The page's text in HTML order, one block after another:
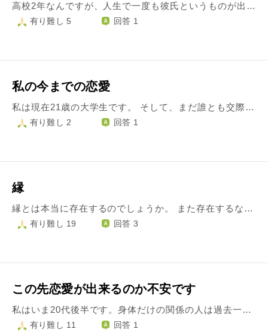
高校2年なんですが、人生で一度も彼氏というものが出来たことないです。私の友達は、彼氏がいてsexもしたと言われました。 もちろん好きな人出来たことありますが、自分から想いを伝える事は一度もした事がないです。 自分に自信を持つためにいま、美容の事やダイエットをしたりしています。 今までに彼氏が出来た事無いのは危ないですか？ 一生独身なのでは無いかと心配です。
有り難し 5 回答 1
私の今までの恋愛
私は現在21歳の大学生です。 そして、まだ誰とも交際した経験がありません。 しかし、私自身、お酒を飲んで酔うとガードが緩くなってしまい、そこまで好きじゃない人とキスとかしちゃいます。そんな経験がもう何度もあり、繰り返してしまっています。 そろそろ真剣に誰かと付き合いたいのですが、この現状から抜け出せずにいます。 勉強もしないといけないのですが、誘われるとついフラフラしてしまうんです。 このままでは良い恋愛はできませんよね？
有り難し 2 回答 1
縁
縁とは本当に存在するのでしょうか。 また存在するなら、それを意のままにすることは可能なのでしょうか。 私は生まれて20年彼氏が出来たことがないのですが、 親はよく「縁があったら自然と良い人に出会える」と諭してくれます。 でも縁って目に見えないし感じることもできないので、いまいちピンと来ません。 去年までは高校時代の片思いを引きずって他の男性は目に入りませんでしたが、 最近バイト先で出会った名も知らない人に一目惚れに近いような感情を抱いてしまいました。 経験が乏しいので、この感情が恋なのかもよくわからないのですが、もう一度会いたいと思ってしまいます。 ただ入れ替わりの激しい現場なので、再会できるかどうかもわからないです。 もし彼との縁があればまた会えるのでしょうか。また、その縁を自分で作り出すことは可能なのでしょうか。
有り難し 19 回答 3
この先恋愛が出来るのか不安です
私はいま20代後半です。身体だけの関係の人は過去一人いましたが、きちんとしたお付き合いで恋人が出来た事がありません。 まわりは結婚したり恋人がいたりで、今まであまり気になりませんでしたが、最近急に寂しくなってきました。 恋愛したい！恋人が欲しい！とは思うのですが、自分に自身が無くて、いいな、と思う人は度々出来るのですが、自分から相手に行動を起こす事が出来ません。 今まで恋愛して来なかったので、どうやって恋愛して恋人が出来るのかよく分かりません。。
有り難し 11 回答 1